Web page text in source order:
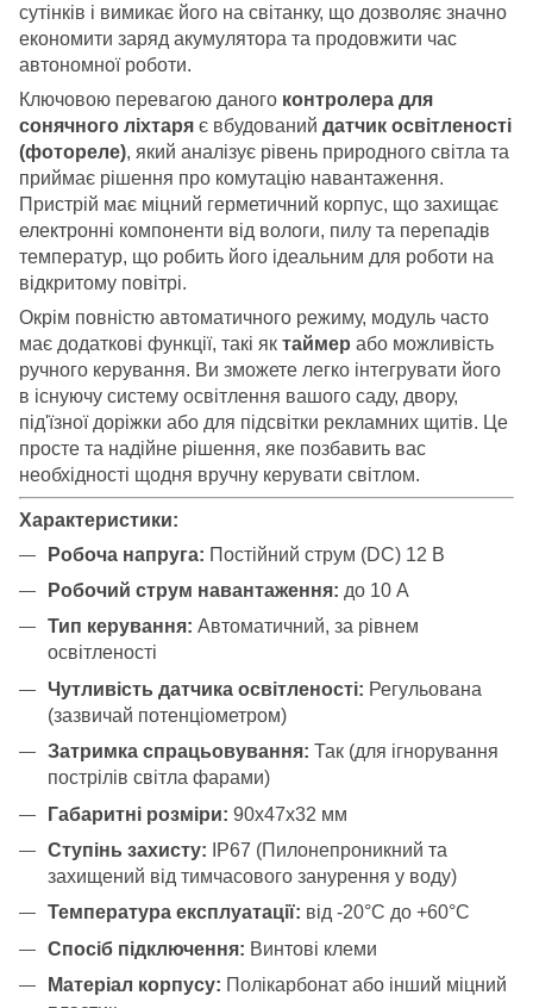
сутінків і вимикає його на світанку, що дозволяє значно
економити заряд акумулятора та продовжити час
автономної роботи.
Ключовою перевагою даного контролера для
сонячного ліхтаря є вбудований датчик освітленості
(фотореле), який аналізує рівень природного світла та
приймає рішення про комутацію навантаження.
Пристрій має міцний герметичний корпус, що захищає
електронні компоненти від вологи, пилу та перепадів
температур, що робить його ідеальним для роботи на
відкритому повітрі.
Окрім повністю автоматичного режиму, модуль часто
має додаткові функції, такі як таймер або можливість
ручного керування. Ви зможете легко інтегрувати його
в існуючу систему освітлення вашого саду, двору,
під'їзної доріжки або для підсвітки рекламних щитів. Це
просте та надійне рішення, яке позбавить вас
необхідності щодня вручну керувати світлом.
Характеристики:
Робоча напруга: Постійний струм (DC) 12 В
Робочий струм навантаження: до 10 А
Тип керування: Автоматичний, за рівнем
освітленості
Чутливість датчика освітленості: Регульована
(зазвичай потенціометром)
Затримка спрацьовування: Так (для ігнорування
пострілів світла фарами)
Габаритні розміри: 90x47x32 мм
Ступінь захисту: IP67 (Пилонепроникний та
захищений від тимчасового занурення у воду)
Температура експлуатації: від -20°C до +60°C
Спосіб підключення: Винтові клеми
Матеріал корпусу: Полікарбонат або інший міцний